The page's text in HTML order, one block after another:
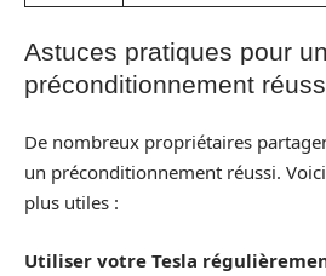
Astuces pratiques pour un
préconditionnement
De nombreux propriétaires
un préconditionnement réussi.
plus utiles :
Utiliser votre Tesla